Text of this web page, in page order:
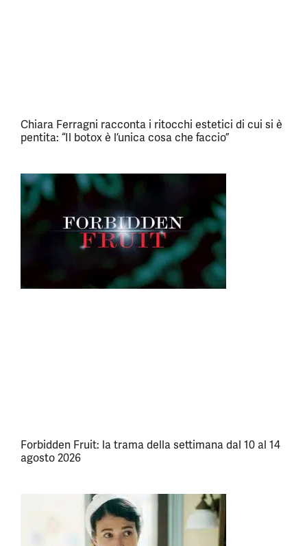
Chiara Ferragni racconta i ritocchi estetici di cui si è
pentita: “Il botox è l’unica cosa che faccio”
Forbidden Fruit: la trama della settimana dal 10 al 14
agosto 2026